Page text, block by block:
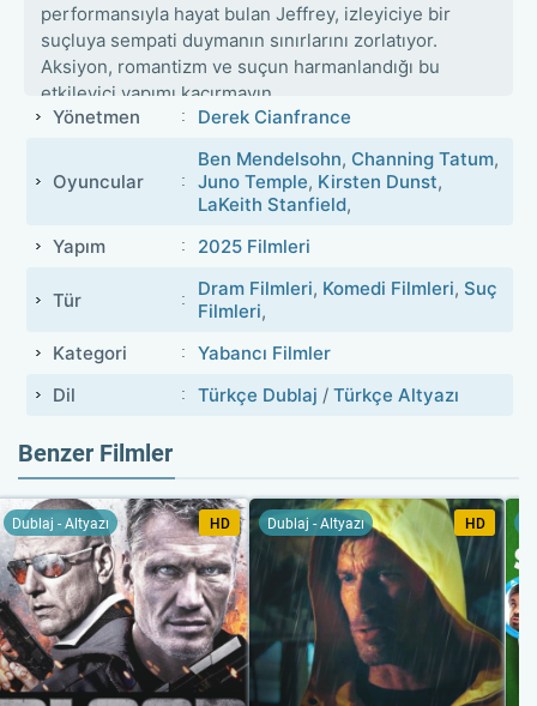
performansıyla hayat bulan Jeffrey, izleyiciye bir
suçluya sempati duymanın sınırlarını zorlatıyor.
Aksiyon, romantizm ve suçun harmanlandığı bu
etkileyici yapımı kaçırmayın.
Yönetmen
Derek Cianfrance
Oyuncular
Ben Mendelsohn, Channing Tatum,
Juno Temple, Kirsten Dunst,
LaKeith Stanfield,
Yapım
2025 Filmleri
Tür Dram Filmleri, Komedi Filmleri, Suç
Filmleri,
Kategori
Yabancı Filmler
Dil
Türkçe Dublaj / Türkçe Altyazı
Benzer Filmler
Dublaj - Altyazı HD Dublaj - Altyazı HD